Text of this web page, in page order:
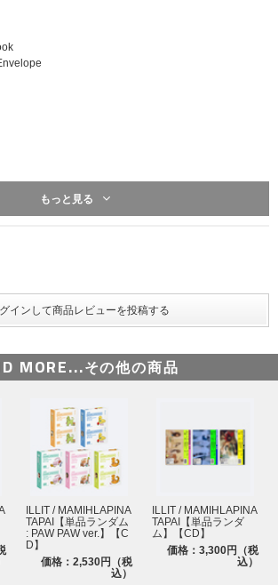
シリアルナンバー
応募抽選用シリアルナンバー」を1つ差し上げます。
「応募抽選用シリアルナンバー」を5つ差し上げます。
、応募詳細につきましては後日発表いたします。
制作元の事情により事前告知無しに変更になる場合が
めご了承ください。
もっと見る
MORE...その他の商品
ILLIT / MAMIHLAPINA
TAPAI【単品ランダム
: PAW PAW ver.】【C
D】
価格：2,530円（税
込）
ILLIT / MAMIHLAPINA
TAPAI【単品ランダ
ム】【CD】
価格：3,300円（税
込）